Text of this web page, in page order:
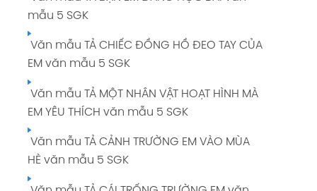
mẫu 5 SGK
Văn mẫu TẢ CHIẾC ĐỒNG HỒ ĐEO TAY CỦA
EM văn mẫu 5 SGK
Văn mẫu TẢ MỘT NHÂN VẬT HOẠT HÌNH MÀ
EM YÊU THÍCH văn mẫu 5 SGK
Văn mẫu TẢ CẢNH TRƯỜNG EM VÀO MÙA
HÈ văn mẫu 5 SGK